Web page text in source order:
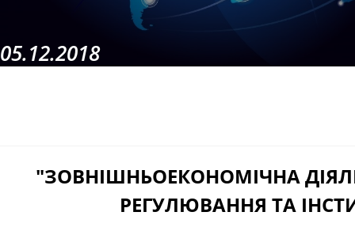
05.12.2018
"ЗОВНІШНЬОЕКОНОМІЧНА
РЕГУЛЮВАННЯ ТА